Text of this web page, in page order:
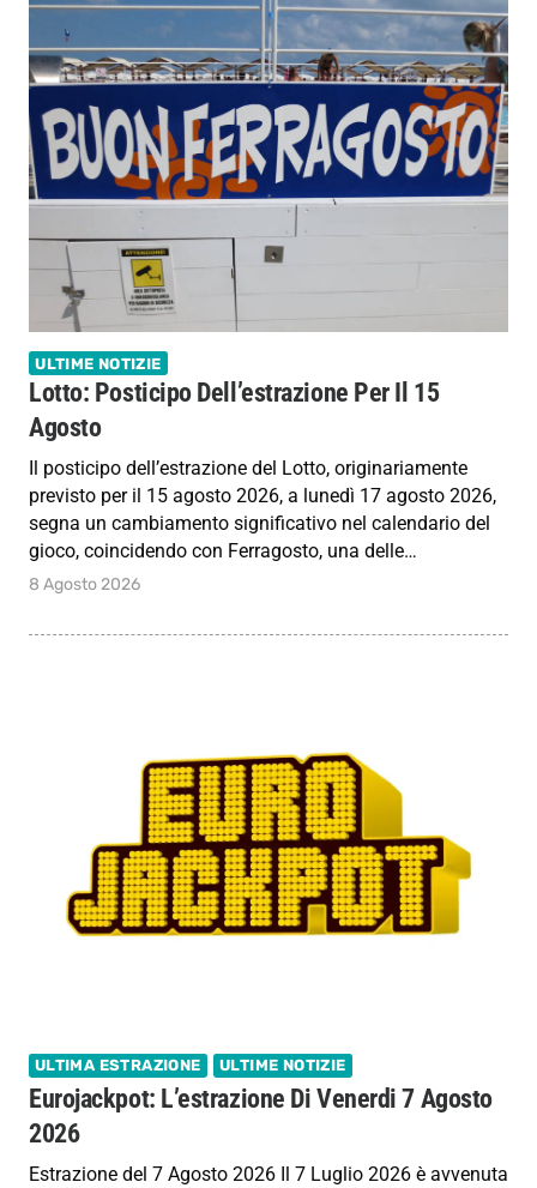
ULTIME NOTIZIE
Lotto: Posticipo Dell’estrazione Per Il 15
Agosto
Il posticipo dell’estrazione del Lotto, originariamente
previsto per il 15 agosto 2026, a lunedì 17 agosto 2026,
segna un cambiamento significativo nel calendario del
gioco, coincidendo con Ferragosto, una delle…
8 Agosto 2026
ULTIMA ESTRAZIONE ULTIME NOTIZIE
Eurojackpot: L’estrazione Di Venerdi 7 Agosto
2026
Estrazione del 7 Agosto 2026 Il 7 Luglio 2026 è avvenuta